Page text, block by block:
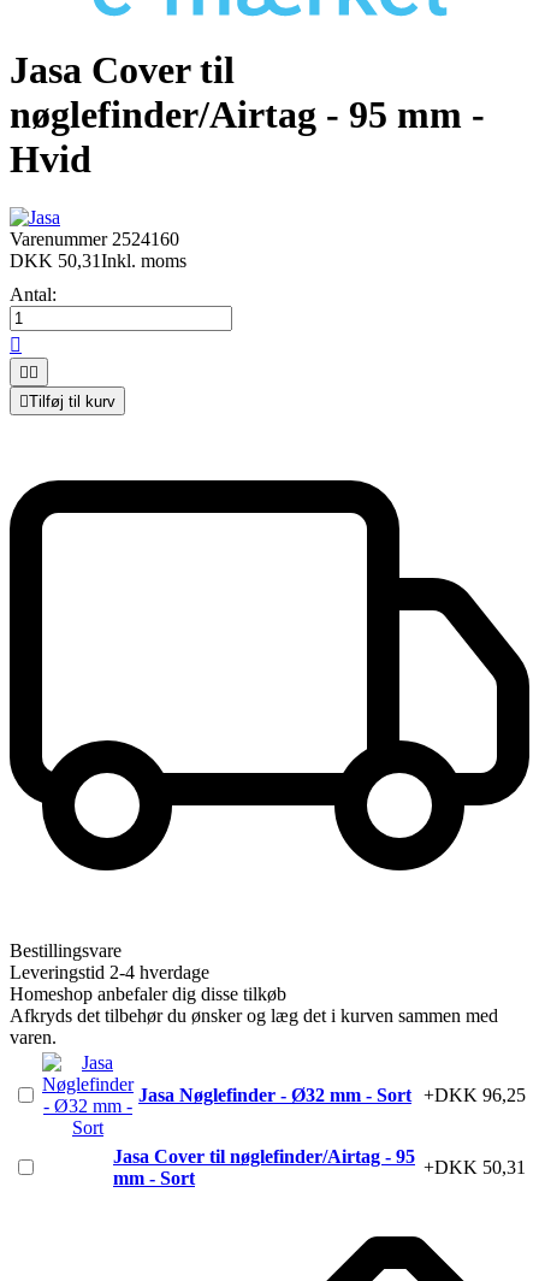
Jasa Cover til
nøglefinder/Airtag - 95 mm -
Hvid
Varenummer 2524160
DKK 50,31Inkl. moms
Antal:

 
Tilføj til kurv
Bestillingsvare
Leveringstid 2-4 hverdage
Homeshop anbefaler dig disse tilkøb
Afkryds det tilbehør du ønsker og læg det i kurven sammen med
varen.
Jasa Nøglefinder - Ø32 mm - Sort +DKK 96,25
Jasa Cover til nøglefinder/Airtag - 95
mm - Sort
+DKK 50,31